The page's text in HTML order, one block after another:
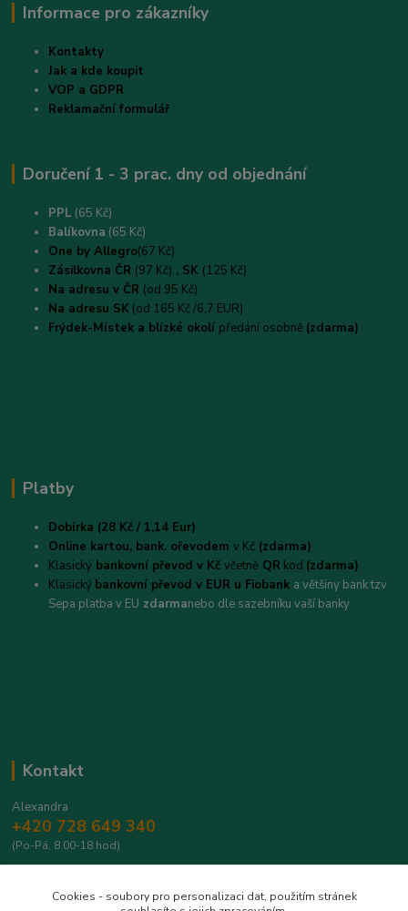
Informace pro zákazníky
Kontakty
Jak a kde koupit
VOP a GDPR
Reklamační formulář
Doručení 1 - 3 prac. dny od objednání
PPL (65 Kč)
Balíkovna (65 Kč)
One by Allegro(67 Kč)
Zásilkovna ČR (97 Kč) , SK (125 Kč)
Na adresu v ČR (od 95 Kč)
Na adresu SK (od 165 Kč /6,7 EUR)
Frýdek-Místek a blízké okolí předání osobně (zdarma)
Platby
Dobírka (28 Kč / 1,14 Eur)
Online kartou, bank. ořevodemv Kč (zdarma)
Klasický bankovní převod v Kčvčetně QR kod (zdarma)
Klasický bankovní převod v EUR u Fiobank a většiny bank tzv
Sepa platba v EU zdarmanebo dle sazebníku vaší banky
Kontakt
Alexandra
+420 728 649 340
(Po-Pá, 8.00-18 hod)
Cookies - soubory pro personalizaci dat, použitím stránek